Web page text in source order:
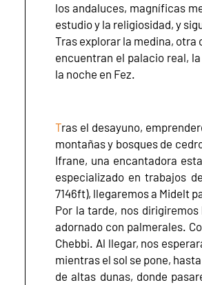
los andaluces, magníficas
estudio y la religiosidad, y
Tras explorar la medina, otra
encuentran el palacio real,
la noche en Fez.
Tras el desayuno,
montañas y bosques de
Ifrane, una encantadora
especializado en trabajos
7146ft), llegaremos a Midelt
Por la tarde, nos
adornado con palmerales.
Chebbi. Al llegar, nos
mientras el sol se pone,
de altas dunas, donde